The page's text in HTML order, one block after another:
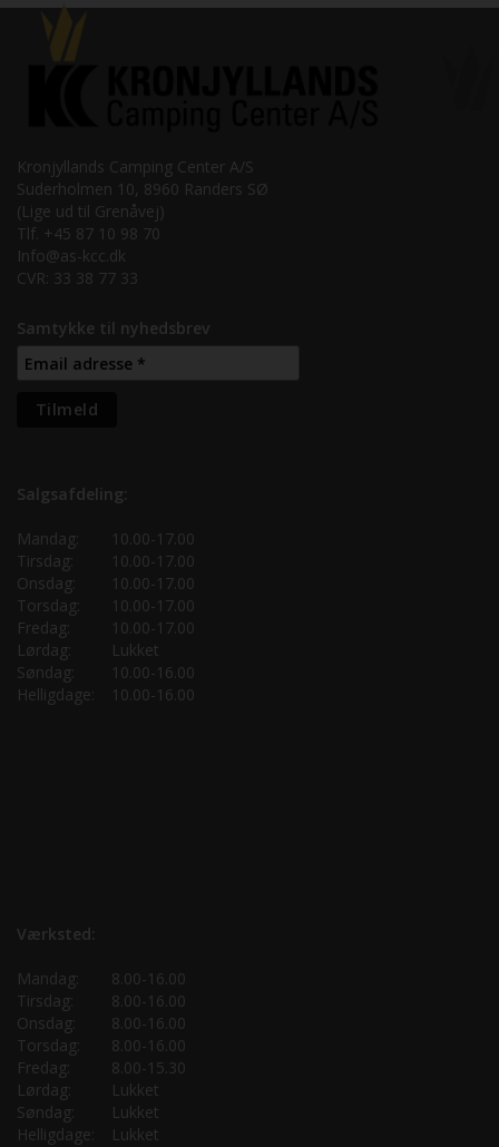
Kronjyllands Camping Center A/S
Suderholmen 10, 8960 Randers SØ
(Lige ud til Grenåvej)
Tlf. +45 87 10 98 70
Info@as-kcc.dk
CVR: 33 38 77 33
Samtykke til nyhedsbrev
Salgsafdeling:
Mandag:
10.00-17.00
Tirsdag:
10.00-17.00
Onsdag:
10.00-17.00
Torsdag:
10.00-17.00
Fredag:
10.00-17.00
Lørdag:
Lukket
Søndag:
10.00-16.00
Helligdage:
10.00-16.00
Værksted:
Mandag:
8.00-16.00
Tirsdag:
8.00-16.00
Onsdag:
8.00-16.00
Torsdag:
8.00-16.00
Fredag:
8.00-15.30
Lørdag:
Lukket
Søndag:
Lukket
Helligdage:
Lukket